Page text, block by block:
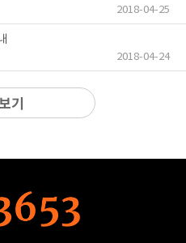
2018-04-25
2018-04-24
기